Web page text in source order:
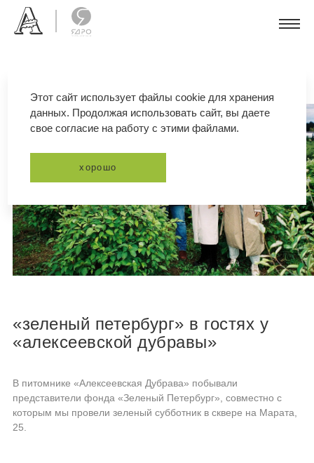
«зеленый петербург» в гостях у
«алексеевской дубравы»
В питомнике «Алексеевская Дубрава» побывали
представители фонда «Зеленый Петербург», совместно с
которым мы провели зеленый субботник в сквере на Марата,
25.
Этот сайт использует файлы cookie для хранения
данных. Продолжая использовать сайт, вы даете
свое согласие на работу с этими файлами.
хорошо